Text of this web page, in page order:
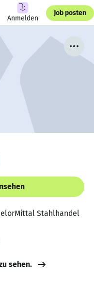
Anmelden
Job posten
Stahlhandel
sehen.